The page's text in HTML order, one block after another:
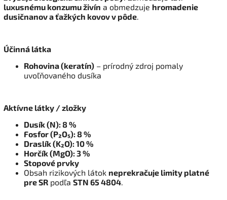
luxusnému konzumu živín a obmedzuje hromadenie
dusičnanov a ťažkých kovov v pôde.
Účinná látka
Rohovina (keratín) – prírodný zdroj pomaly
uvoľňovaného dusíka
Aktívne látky / zložky
Dusík (N): 8 %
Fosfor (P₂O₅): 8 %
Draslík (K₂O): 10 %
Horčík (MgO): 3 %
Stopové prvky
Obsah rizikových látok neprekračuje limity platné
pre SR podľa STN 65 4804.